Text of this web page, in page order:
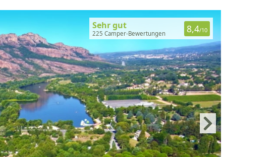
Sehr gut
225 Camper-Bewertungen 8,4/10